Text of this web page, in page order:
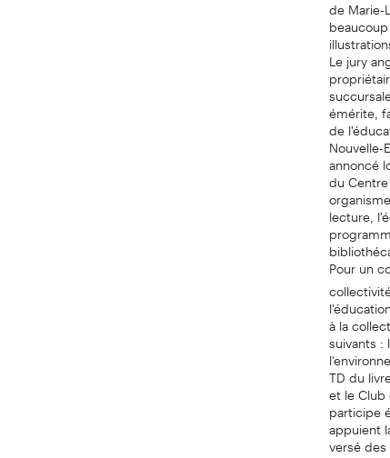
Le jury
émérite,
de
Nouvelle-
annoncé
du
lecture,
Pour un
à la
suivants
TD du
et le
participe
appuient
versé